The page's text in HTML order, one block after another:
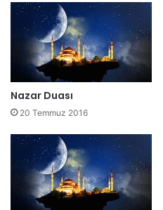
e
s
g
i
i
n
Nazar Duası
20 Temmuz 2016